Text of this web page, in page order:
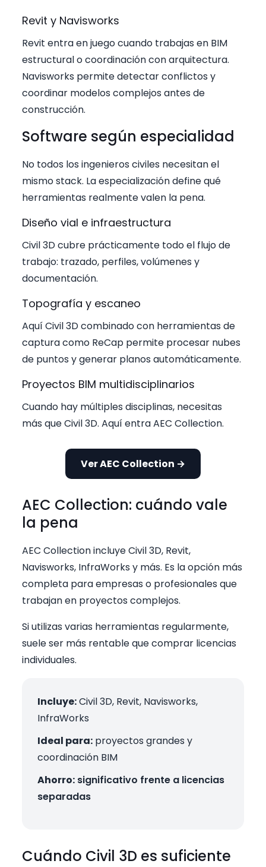
Revit y Navisworks
Revit entra en juego cuando trabajas en BIM
estructural o coordinación con arquitectura.
Navisworks permite detectar conflictos y
coordinar modelos complejos antes de
construcción.
Software según especialidad
No todos los ingenieros civiles necesitan el
mismo stack. La especialización define qué
herramientas realmente valen la pena.
Diseño vial e infraestructura
Civil 3D cubre prácticamente todo el flujo de
trabajo: trazado, perfiles, volúmenes y
documentación.
Topografía y escaneo
Aquí Civil 3D combinado con herramientas de
captura como ReCap permite procesar nubes
de puntos y generar planos automáticamente.
Proyectos BIM multidisciplinarios
Cuando hay múltiples disciplinas, necesitas
más que Civil 3D. Aquí entra AEC Collection.
Ver AEC Collection →
AEC Collection: cuándo vale
la pena
AEC Collection incluye Civil 3D, Revit,
Navisworks, InfraWorks y más. Es la opción más
completa para empresas o profesionales que
trabajan en proyectos complejos.
Si utilizas varias herramientas regularmente,
suele ser más rentable que comprar licencias
individuales.
Incluye:Civil 3D, Revit, Navisworks,
InfraWorks
Ideal para:proyectos grandes y
coordinación BIM
Ahorro:significativo frente a licencias
separadas
Cuándo Civil 3D es suficiente